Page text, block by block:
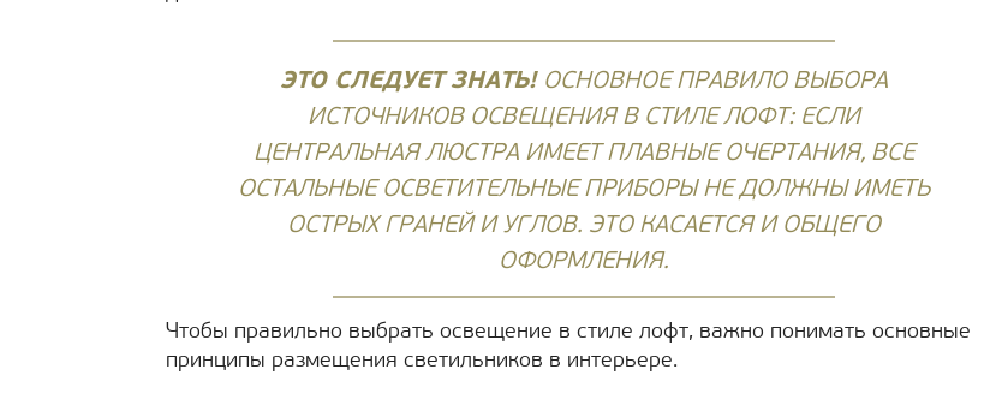
ЭТО СЛЕДУЕТ ЗНАТЬ! ОСНОВНОЕ ПРАВИЛО ВЫБОРА
ИСТОЧНИКОВ ОСВЕЩЕНИЯ В СТИЛЕ ЛОФТ: ЕСЛИ
ЦЕНТРАЛЬНАЯ ЛЮСТРА ИМЕЕТ ПЛАВНЫЕ ОЧЕРТАНИЯ, ВСЕ
ОСТАЛЬНЫЕ ОСВЕТИТЕЛЬНЫЕ ПРИБОРЫ НЕ ДОЛЖНЫ ИМЕТЬ
ОСТРЫХ ГРАНЕЙ И УГЛОВ. ЭТО КАСАЕТСЯ И ОБЩЕГО
ОФОРМЛЕНИЯ.
Чтобы правильно выбрать освещение в стиле лофт, важно понимать основные
принципы размещения светильников в интерьере.